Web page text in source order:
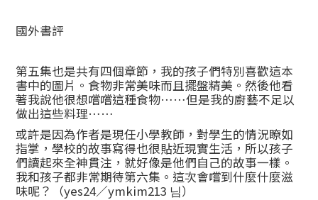
國外書評
第五集也是共有四個章節，我的孩子們特別喜歡這本
書中的圖片。食物非常美味而且擺盤精美。然後他看
著我說他很想嚐嚐這種食物……但是我的廚藝不足以
做出這些料理……
或許是因為作者是現任小學教師，對學生的情況瞭如
指掌，學校的故事寫得也很貼近現實生活，所以孩子
們讀起來全神貫注，就好像是他們自己的故事一樣。
我和孩子都非常期待第六集。這次會嚐到什麼什麼滋
味呢？（yes24／ymkim213 님）